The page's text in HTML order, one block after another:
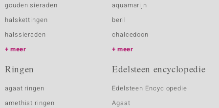
gouden sieraden
halskettingen
halssieraden
meer
aquamarijn
beril
chalcedoon
meer
Ringen
agaat ringen
amethist ringen
Edelsteen encyclopedie
Edelsteen Encyclopedie
Agaat